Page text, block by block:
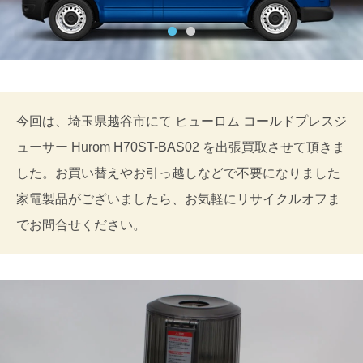
今回は、埼玉県越谷市にて ヒューロム コールドプレスジ
ューサー Hurom H70ST-BAS02 を出張買取させて頂きま
した。お買い替えやお引っ越しなどで不要になりました
家電製品がございましたら、お気軽にリサイクルオフま
でお問合せください。